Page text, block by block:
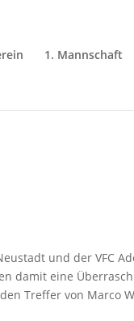
1. Mannschaft
und der VFC
damit eine
Treffer von Marco